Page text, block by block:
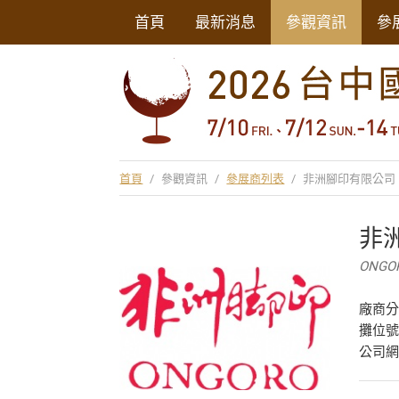
首頁 最新消息 參觀資訊 參
首頁 / 參觀資訊 / 參展商列表 / 非洲腳印有限公司
非
廠商
攤位
公司